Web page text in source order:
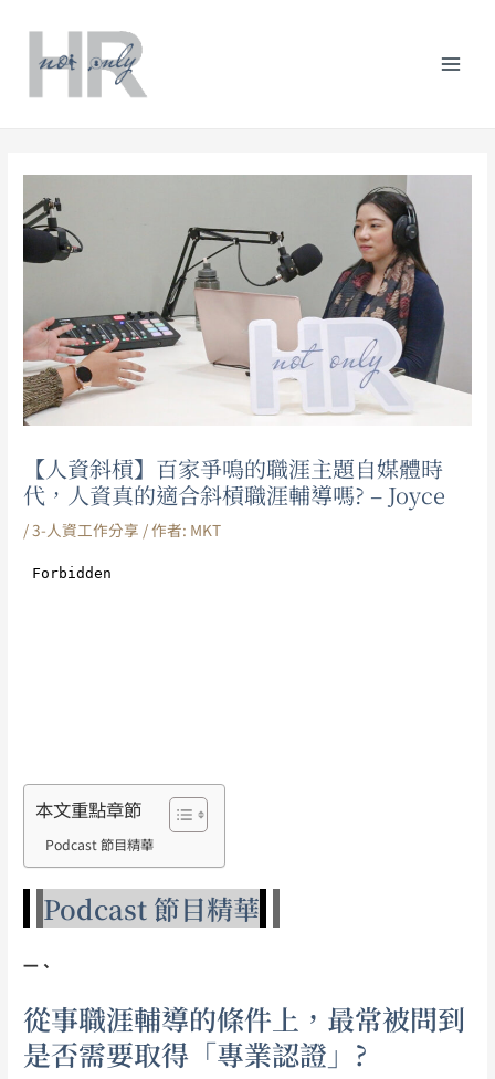
【人資斜槓】百家爭鳴的職涯主題自媒體時
代，人資真的適合斜槓職涯輔導嗎? – Joyce
/3-人資工作分享 / 作者: MKT
本文重點章節
Podcast 節目精華
Podcast 節目精華
一、
從事職涯輔導的條件上，最常被問到
是否需要取得「專業認證」?
navigation